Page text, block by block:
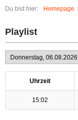
Du bist hier: Homepage
Playlist
Uhrzeit
15:02